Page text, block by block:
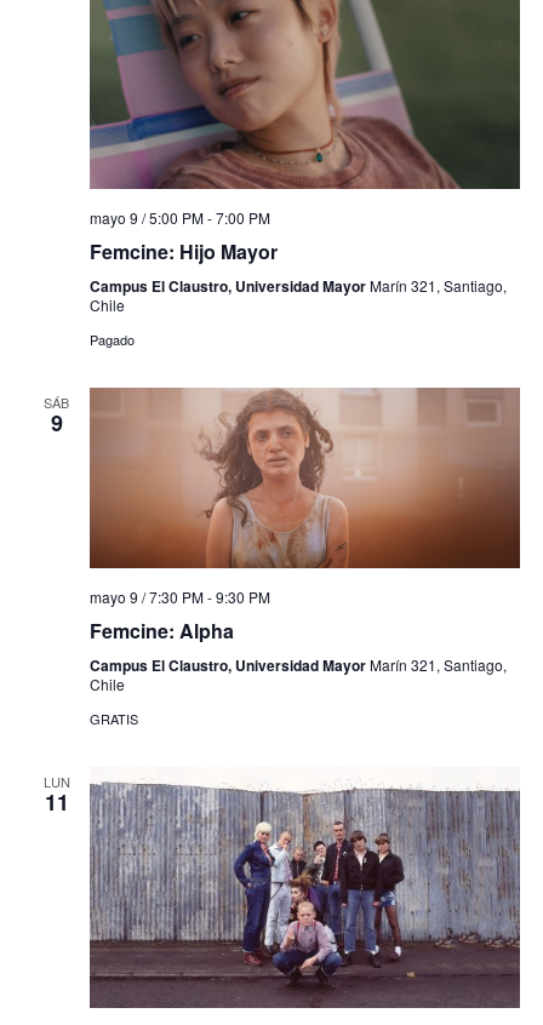
mayo 9 / 5:00 PM-7:00 PM
Femcine: Hijo Mayor
Campus El Claustro, Universidad MayorMarín 321, Santiago,
Chile
Pagado
SÁB
9
mayo 9 / 7:30 PM-9:30 PM
Femcine: Alpha
Campus El Claustro, Universidad MayorMarín 321, Santiago,
Chile
GRATIS
LUN
11